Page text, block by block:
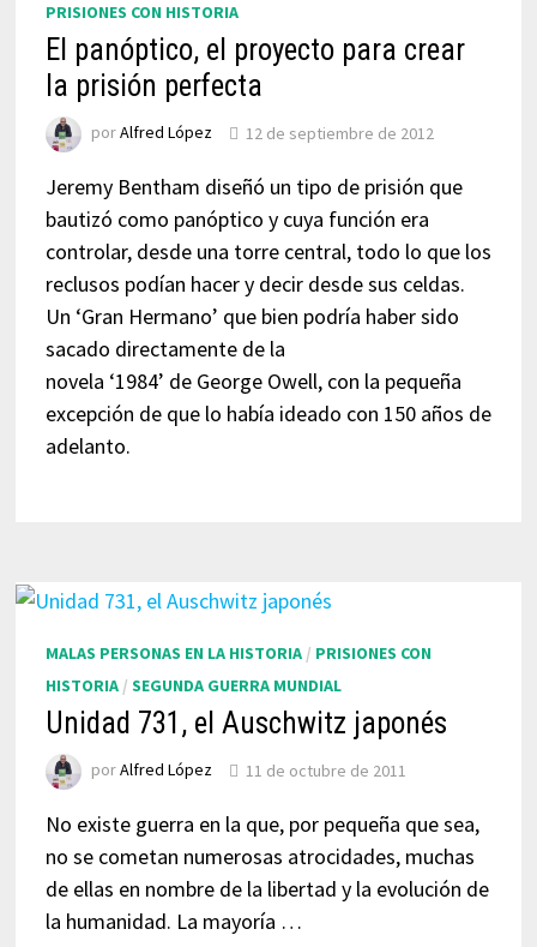
PRISIONES CON HISTORIA
El panóptico, el proyecto para crear
la prisión perfecta
porAlfred López 12 de septiembre de 2012
Jeremy Bentham diseñó un tipo de prisión que
bautizó como panóptico y cuya función era
controlar, desde una torre central, todo lo que los
reclusos podían hacer y decir desde sus celdas.
Un ‘Gran Hermano’ que bien podría haber sido
sacado directamente de la
novela ‘1984’ de George Owell, con la pequeña
excepción de que lo había ideado con 150 años de
adelanto.
MALAS PERSONAS EN LA HISTORIA/ PRISIONES CON
HISTORIA/ SEGUNDA GUERRA MUNDIAL
Unidad 731, el Auschwitz japonés
porAlfred López 11 de octubre de 2011
No existe guerra en la que, por pequeña que sea,
no se cometan numerosas atrocidades, muchas
de ellas en nombre de la libertad y la evolución de
la humanidad. La mayoría …